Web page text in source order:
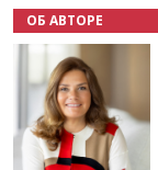
ОБ АВТОРЕ